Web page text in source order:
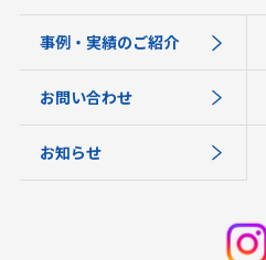
事例・実績のご紹介
お問い合わせ
お知らせ